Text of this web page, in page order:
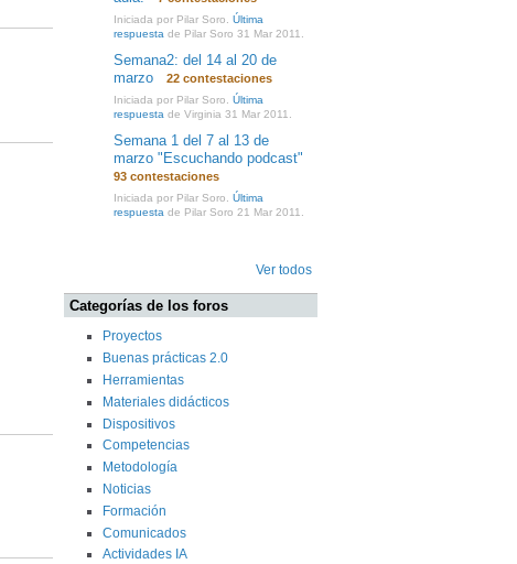
Iniciada por Pilar Soro. Última
respuesta de Pilar Soro 31 Mar 2011.
Semana2: del 14 al 20 de
marzo
22 contestaciones
Iniciada por Pilar Soro. Última
respuesta de Virginia 31 Mar 2011.
Semana 1 del 7 al 13 de
marzo "Escuchando podcast"
93 contestaciones
Iniciada por Pilar Soro. Última
respuesta de Pilar Soro 21 Mar 2011.
Ver todos
Categorías de los foros
Proyectos
Buenas prácticas 2.0
Herramientas
Materiales didácticos
Dispositivos
Competencias
Metodología
Noticias
Formación
Comunicados
Actividades IA